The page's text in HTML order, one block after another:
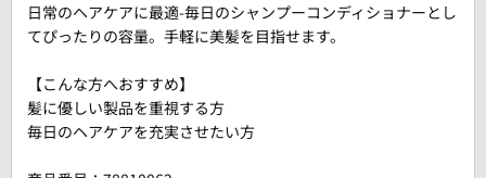
日常のヘアケアに最適-毎日のシャンプーコンディショナーとし
てぴったりの容量。手軽に美髪を目指せます。
【こんな方へおすすめ】
髪に優しい製品を重視する方
毎日のヘアケアを充実させたい方